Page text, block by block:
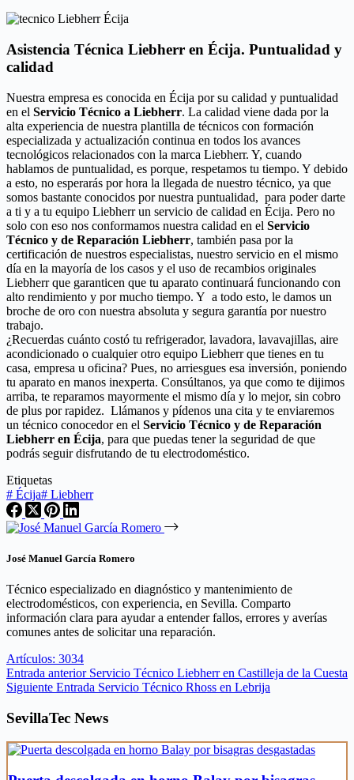
Asistencia Técnica Liebherr en Écija. Puntualidad y
calidad
Nuestra empresa es conocida en Écija por su calidad y puntualidad
en el Servicio Técnico a Liebherr. La calidad viene dada por la
alta experiencia de nuestra plantilla de técnicos con formación
especializada y actualización continua en todos los avances
tecnológicos relacionados con la marca Liebherr. Y, cuando
hablamos de puntualidad, es porque, respetamos tu tiempo. Y debido
a esto, no esperarás por hora la llegada de nuestro técnico, ya que
somos bastante conocidos por nuestra puntualidad, para poder darte
a ti y a tu equipo Liebherr un servicio de calidad en Écija. Pero no
solo con eso nos conformamos nuestra calidad en el Servicio
Técnico y de Reparación Liebherr, también pasa por la
certificación de nuestros especialistas, nuestro servicio en el mismo
día en la mayoría de los casos y el uso de recambios originales
Liebherr que garanticen que tu aparato continuará funcionando con
alto rendimiento y por mucho tiempo. Y a todo esto, le damos un
broche de oro con nuestra absoluta y segura garantía por nuestro
trabajo.
¿Recuerdas cuánto costó tu refrigerador, lavadora, lavavajillas, aire
acondicionado o cualquier otro equipo Liebherr que tienes en tu
casa, empresa u oficina? Pues, no arriesgues esa inversión, poniendo
tu aparato en manos inexperta. Consúltanos, ya que como te dijimos
arriba, te reparamos mayormente el mismo día y lo mejor, sin cobro
de plus por rapidez. Llámanos y pídenos una cita y te enviaremos
un técnico conocedor en el Servicio Técnico y de Reparación
Liebherr en Écija, para que puedas tener la seguridad de que
podrás seguir disfrutando de tu electrodoméstico.
Etiquetas
# Écija# Liebherr
José Manuel García Romero
Técnico especializado en diagnóstico y mantenimiento de
electrodomésticos, con experiencia, en Sevilla. Comparto
información clara para ayudar a entender fallos, errores y averías
comunes antes de solicitar una reparación.
Artículos: 3034
Entrada anterior Servicio Técnico Liebherr en Castilleja de la Cuesta
Siguiente Entrada Servicio Técnico Rhoss en Lebrija
SevillaTec News